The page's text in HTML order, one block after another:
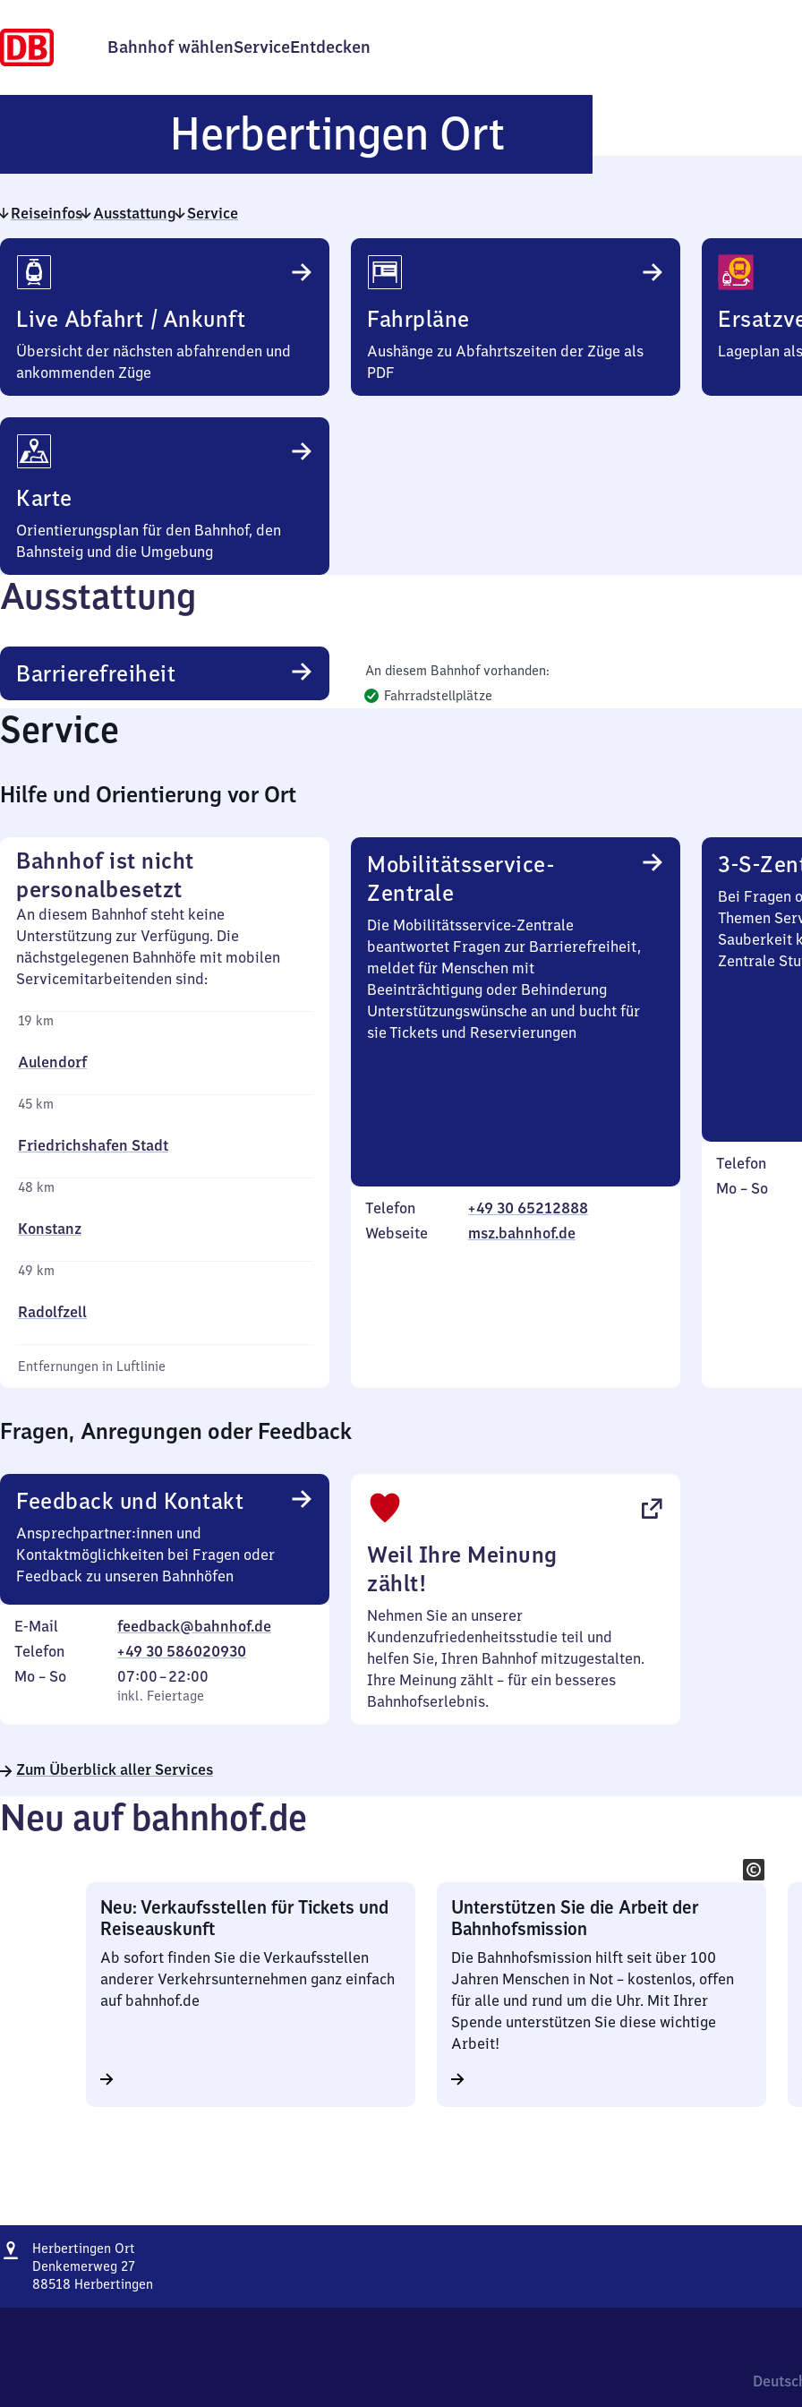
Bahnhof wählenServiceEntdecken
Herbertingen Ort
Ort
Reiseinfos Ausstattung Service
Reiseinfos
Live Abfahrt / Ankunft
Übersicht der nächsten abfahrenden und
ankommenden Züge
Fahrpläne
Aushänge zu Abfahrtszeiten der Züge als
PDF
Lageplan
Karte
Orientierungsplan für den Bahnhof, den
Bahnsteig und die Umgebung
Ausstattung
Barrierefreiheit
An diesem Bahnhof vorhanden:
Fahrradstellplätze
Service
Hilfe und Orientierung vor Ort
Bahnhof ist nicht
personalbesetzt
An diesem Bahnhof steht keine
Unterstützung zur Verfügung. Die
nächstgelegenen Bahnhöfe mit mobilen
Servicemitarbeitenden sind:
19 km
Aulendorf
45 km
Friedrichshafen Stadt
48 km
Konstanz
49 km
Radolfzell
Entfernungen in Luftlinie
Mobilitätsservice-
Zentrale
Die Mobilitätsservice-Zentrale
beantwortet Fragen zur Barrierefreiheit,
meldet für Menschen mit
Beeinträchtigung oder Behinderung
Unterstützungswünsche an und bucht für
sie Tickets und Reservierungen
Telefon
+49 30 65212888
Webseite
msz.bahnhof.de
3-S-
Bei Fragen
Themen
Sauberkeit
Zentrale
Telefon
Montag
Mo – So,
Fragen, Anregungen oder Feedback
Feedback und Kontakt
Ansprechpartner:innen und
Kontaktmöglichkeiten bei Fragen oder
Feedback zu unseren Bahnhöfen
E-Mail
feedback@bahnhof.de
Telefon
+49 30 586020930
Montag
Mo – So,
inkl. Feiertage
07:00–22:00
Von
7
22
inkl. Feiertage
Weil Ihre Meinung
zählt!
Nehmen Sie an unserer
Kundenzufriedenheitsstudie teil und
helfen Sie, Ihren Bahnhof mitzugestalten.
Ihre Meinung zählt – für ein besseres
Bahnhofserlebnis.
Zum Überblick aller Services
Neu auf bahnhof.de
Neu: Verkaufsstellen für Tickets und
Reiseauskunft
Ab sofort finden Sie die Verkaufsstellen
anderer Verkehrsunternehmen ganz einfach
auf bahnhof.de
Unterstützen Sie die Arbeit der
Bahnhofsmission
Die Bahnhofsmission hilft seit über 100
Jahren Menschen in Not – kostenlos, offen
für alle und rund um die Uhr. Mit Ihrer
Spende unterstützen Sie diese wichtige
Arbeit!
Adresse
Herbertingen Ort
Ort
Denkemerweg 27
88518 Herbertingen